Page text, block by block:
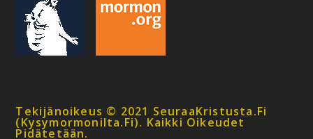
Tekijänoikeus © 2021 SeuraaKristusta.fi
(kysymormonilta.fi). Kaikki Oikeudet
Pidätetään.